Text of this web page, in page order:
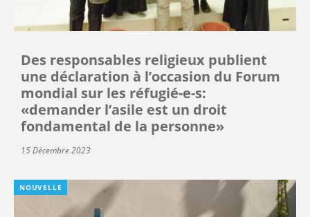
Des responsables religieux publient
une déclaration à l’occasion du Forum
mondial sur les réfugié-e-s:
«demander l’asile est un droit
fondamental de la personne»
15 Décembre 2023
NOUVELLE